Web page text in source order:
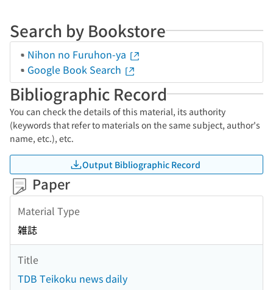
Search by Bookstore
Nihon no Furuhon-ya
Google Book Search
Bibliographic Record
You can check the details of this material, its authority
(keywords that refer to materials on the same subject, author's
name, etc.), etc.
Output Bibliographic Record
Paper
Material Type
雑誌
Title
TDB Teikoku news daily